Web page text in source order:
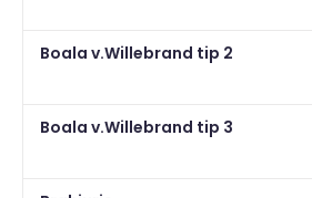
Boala v.Willebrand tip 2
Boala v.Willebrand tip 3